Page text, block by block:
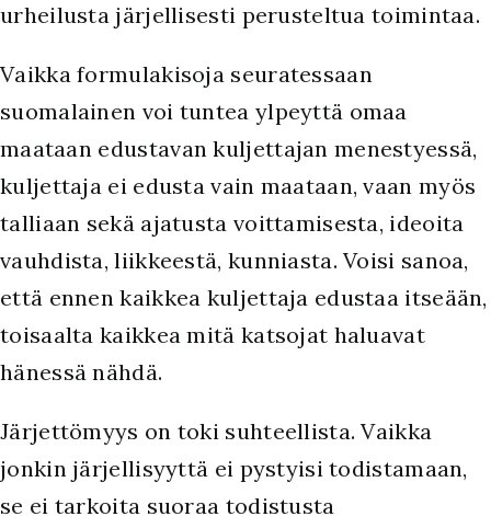
urheilusta järjellisesti perusteltua toimintaa.
Vaikka formulakisoja seuratessaan
suomalainen voi tuntea ylpeyttä omaa
maataan edustavan kuljettajan menestyessä,
kuljettaja ei edusta vain maataan, vaan myös
talliaan sekä ajatusta voittamisesta, ideoita
vauhdista, liikkeestä, kunniasta. Voisi sanoa,
että ennen kaikkea kuljettaja edustaa itseään,
toisaalta kaikkea mitä katsojat haluavat
hänessä nähdä.
Järjettömyys on toki suhteellista. Vaikka
jonkin järjellisyyttä ei pystyisi todistamaan,
se ei tarkoita suoraa todistusta